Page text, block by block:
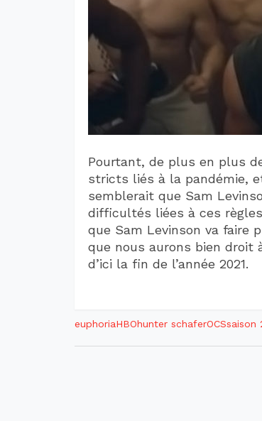
Pourtant, de plus en plus
stricts liés à la pandémie,
semblerait que Sam
difficultés liées à ces
que Sam Levinson va faire
que nous aurons bien droit
d’ici la fin de l’année 2021.
euphoriaHBOhunter schaferOCSsaison